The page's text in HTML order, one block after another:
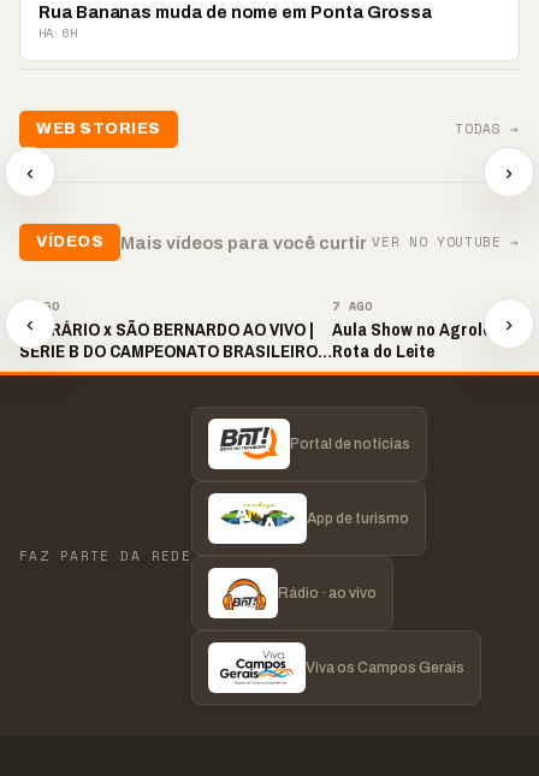
POLÍTICA
Rua Bananas muda de nome em Ponta Grossa
HÁ 6H
WEB STORIES TODAS →
‹
📢💜 Agosto Lilás
reforça combate à
violência contra a
mulher
📢 Noite
chega
oração
›
VÍDEOS Mais vídeos para você curtir VER NO YOUTUBE →
‹
7 AGO
OPERÁRIO x SÃO BERNARDO AO VIVO |
SÉRIE B DO CAMPEONATO BRASILEIRO
2026 | 19H30
7 AGO
Aula Show no Agroleite
Rota do Leite
›
FAZ PARTE DA REDE
Portal de notícias
App de turismo
Rádio · ao vivo
Viva os Campos Gerais